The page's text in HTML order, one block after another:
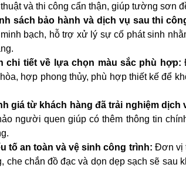
và thi công cẩn thận, giúp tường sơn
sách bảo hành và dịch vụ sau thi
bạch, hỗ trợ xử lý sự cố phát sinh
chi tiết về lựa chọn màu sắc phù hợp:
hợp phong thủy, phù hợp thiết kế để
giá từ khách hàng đã trải nghiệm dịch
người quen giúp có thêm thông tin
tố an toàn và vệ sinh công trình: Đơn vị
che chắn đồ đạc và dọn dẹp sạch sẽ sau